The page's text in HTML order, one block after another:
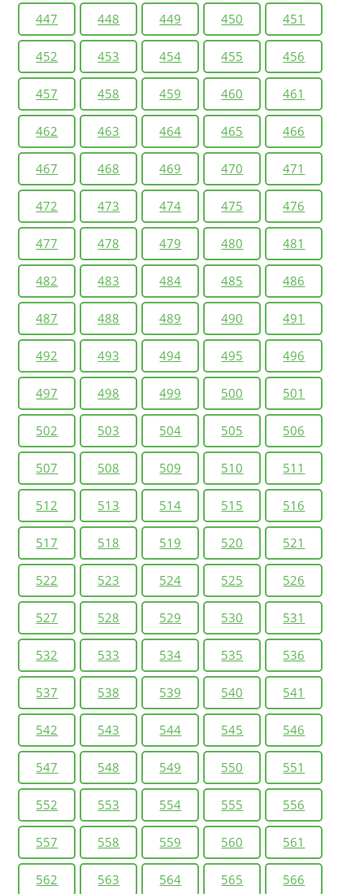
447 448 449 450 451
452 453 454 455 456
457 458 459 460 461
462 463 464 465 466
467 468 469 470 471
472 473 474 475 476
477 478 479 480 481
482 483 484 485 486
487 488 489 490 491
492 493 494 495 496
497 498 499 500 501
502 503 504 505 506
507 508 509 510 511
512 513 514 515 516
517 518 519 520 521
522 523 524 525 526
527 528 529 530 531
532 533 534 535 536
537 538 539 540 541
542 543 544 545 546
547 548 549 550 551
552 553 554 555 556
557 558 559 560 561
562 563 564 565 566